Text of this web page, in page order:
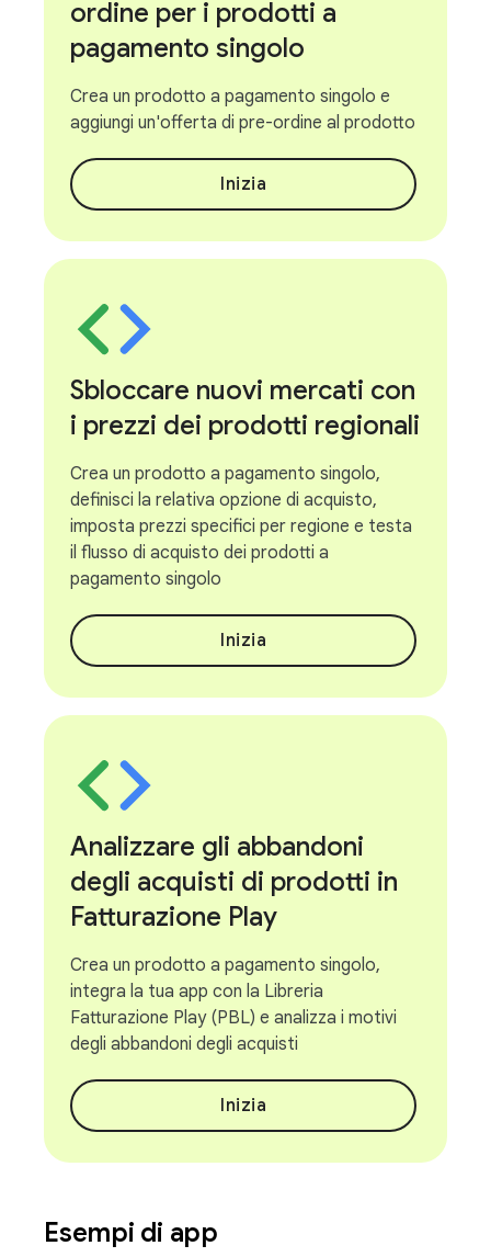
ordine per i prodotti a
pagamento singolo
Crea un prodotto a pagamento singolo e
aggiungi un'offerta di pre-ordine al prodotto
Inizia
Sbloccare nuovi mercati con
i prezzi dei prodotti regionali
Crea un prodotto a pagamento singolo,
definisci la relativa opzione di acquisto,
imposta prezzi specifici per regione e testa
il flusso di acquisto dei prodotti a
pagamento singolo
Inizia
Analizzare gli abbandoni
degli acquisti di prodotti in
Fatturazione Play
Crea un prodotto a pagamento singolo,
integra la tua app con la Libreria
Fatturazione Play (PBL) e analizza i motivi
degli abbandoni degli acquisti
Inizia
Esempi di app